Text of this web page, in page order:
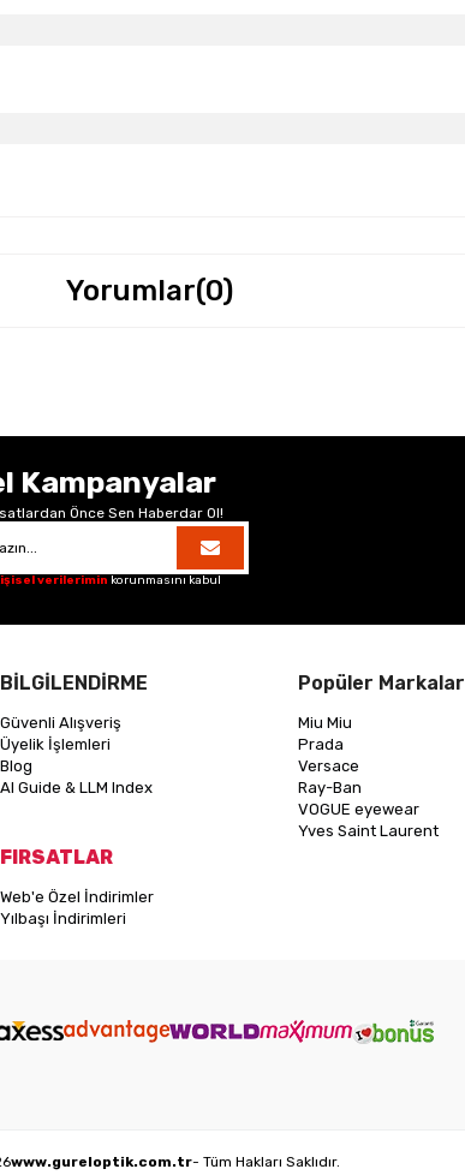
Yorumlar(0)
Kampanyalar
Önce Sen Haberdar Ol!
verilerimin korunmasını kabul
BİLGİLENDİRME
Güvenli Alışveriş
Üyelik İşlemleri
Blog
AI Guide & LLM Index
FIRSATLAR
Web'e Özel İndirimler
Yılbaşı İndirimleri
Popüler Markalar
Miu Miu
Prada
Versace
Ray-Ban
VOGUE eyewear
Yves Saint Laurent
www.gureloptik.com.tr- Tüm Hakları Saklıdır.